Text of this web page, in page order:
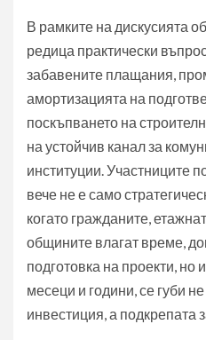
В рамките на дискусията
редица практически
забавените плащания,
амортизацията на
поскъпването на
на устойчив канал за
институции. Участниците
вече не е само
когато гражданите,
общините влагат време,
подготовка на проекти, но
месеци и години, се губи
инвестиция, а подкрепата